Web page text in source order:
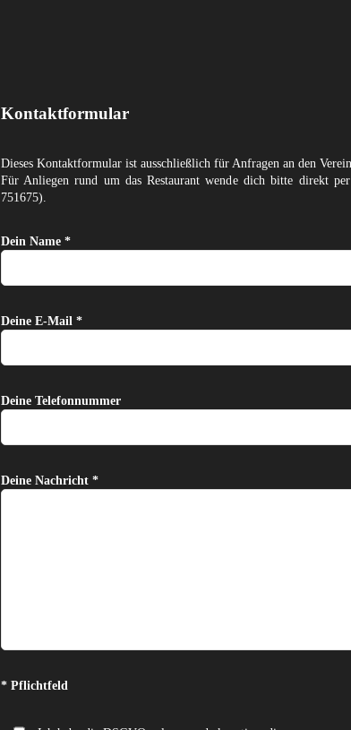
Kontaktformular
Dieses Kontaktformular ist ausschließlich für Anfragen an den Verein
Für Anliegen rund um das Restaurant wende dich bitte direkt
751675).
Dein Name *
Deine E-Mail *
Deine Telefonnummer
Deine Nachricht *
Bitte lasse dieses Feld leer.
* Pflichtfeld